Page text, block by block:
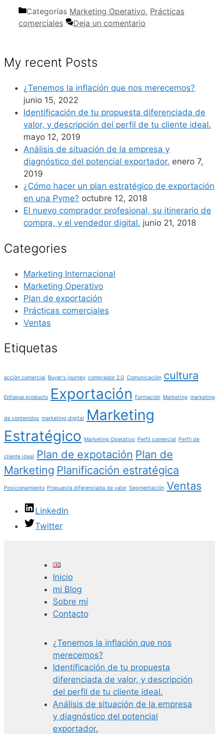
Categorías Marketing Operativo, Prácticas
comerciales
Deja un comentario
My recent Posts
¿Tenemos la inflación que nos merecemos?
junio 15, 2022
Identificación de tu propuesta diferenciada de
valor, y descripción del perfil de tu cliente ideal.
mayo 12, 2019
Análisis de situación de la empresa y
diagnóstico del potencial exportador. enero 7,
2019
¿Cómo hacer un plan estratégico de exportación
en una Pyme? octubre 12, 2018
El nuevo comprador profesional, su itinerario de
compra, y el vendedor digital. junio 21, 2018
Categories
Marketing Internacional
Marketing Operativo
Plan de exportación
Prácticas comerciales
Ventas
Etiquetas
acción comercial Buyer's journey comprador 2.0 Comunicación cultura
Enfoque producto Exportación Formación Marketing marketing
de contenidos marketing digital
Marketing
Estratégico
Marketing Operativo Perfil comercial Perfil de
cliente ideal Plan de expotación Plan de
Marketing Planificación estratégica
Posicionamiento Propuesta diferenciada de valor Segmentación Ventas
LinkedIn
Twitter
Inicio
mi Blog
Sobre mí
Contacto
¿Tenemos la inflación que nos
merecemos?
Identificación de tu propuesta
diferenciada de valor, y descripción
del perfil de tu cliente ideal.
Análisis de situación de la empresa
y diagnóstico del potencial
exportador.